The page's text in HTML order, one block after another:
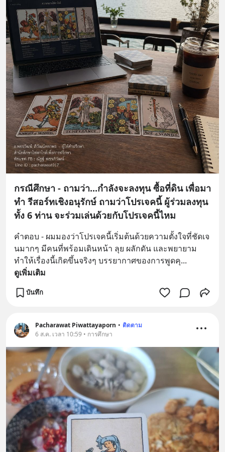
กรณีศึกษา - ถามว่า...กำลังจะลงทุน ซื้อที่ดิน เพื่อมา
ทำ รีสอร์ทเชิงอนุรักษ์ ถามว่าโปรเจคนี้ ผู้ร่วมลงทุน
ทั้ง 6 ท่าน จะร่วมเล่นด้วยกับโปรเจคนี้ไหม
คำตอบ - ผมมองว่าโปรเจคนี้เริ่มต้นด้วยความตั้งใจที่ชัดเจ
นมากๆ มีคนที่พร้อมเดินหน้า ลุย ผลักดัน และพยายาม
ทำให้เรื่องนี้เกิดขึ้นจริงๆ บรรยากาศของการพูดคุ...
ดูเพิ่มเติม
บันทึก
Pacharawat Piwattayaporn • ติดตาม
6 ส.ค. เวลา 10:59 • การศึกษา